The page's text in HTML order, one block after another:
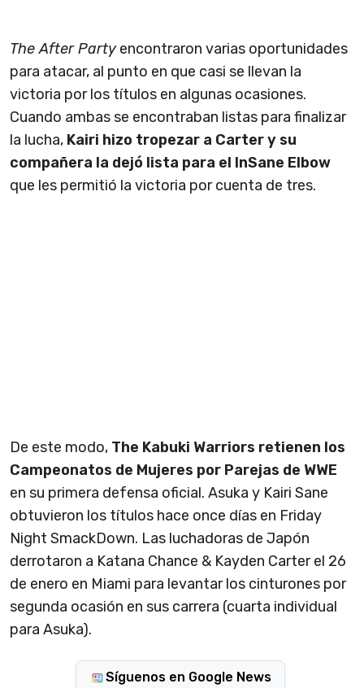
The After Partyencontraron varias oportunidades
para atacar, al punto en que casi se llevan la
victoria por los títulos en algunas ocasiones.
Cuando ambas se encontraban listas para finalizar
la lucha, Kairi hizo tropezar a Carter y su
compañera la dejó lista para el InSane Elbow
que les permitió la victoria por cuenta de tres.
De este modo, The Kabuki Warriors retienen los
Campeonatos de Mujeres por Parejas de WWE
en su primera defensa oficial. Asuka y Kairi Sane
obtuvieron los títulos hace once días en Friday
Night SmackDown. Las luchadoras de Japón
derrotaron a Katana Chance & Kayden Carter el 26
de enero en Miami para levantar los cinturones por
segunda ocasión en sus carrera (cuarta individual
para Asuka).
Síguenos en Google News